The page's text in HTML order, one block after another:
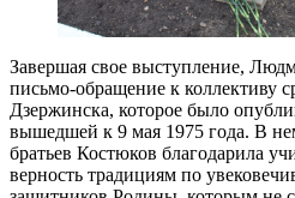
Завершая свое выступление,
письмо-обращение к коллективу
Дзержинска, которое было
вышедшей к 9 мая 1975 года. В
братьев Костюков благодарила
верность традициям по